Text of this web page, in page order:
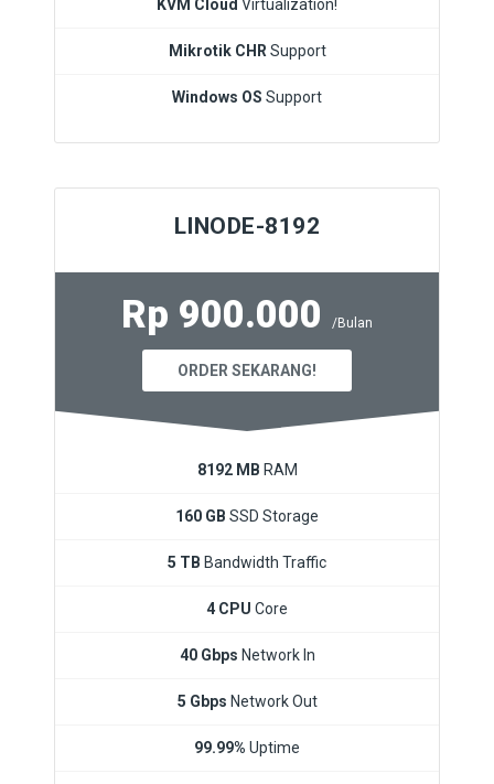
KVM Cloud Virtualization!
Mikrotik CHR Support
Windows OS Support
LINODE-8192
Rp 900.000 /Bulan
ORDER SEKARANG!
8192 MB RAM
160 GB SSD Storage
5 TB Bandwidth Traffic
4 CPU Core
40 Gbps Network In
5 Gbps Network Out
99.99% Uptime